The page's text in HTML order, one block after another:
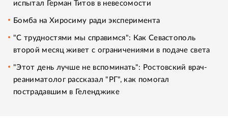
испытал Герман Титов в невесомости
Бомба на Хиросиму ради эксперимента
"С трудностями мы справимся": Как Севастополь
второй месяц живет с ограничениями в подаче света
"Этот день лучше не вспоминать": Ростовский врач-
реаниматолог рассказал "РГ", как помогал
пострадавшим в Геленджике